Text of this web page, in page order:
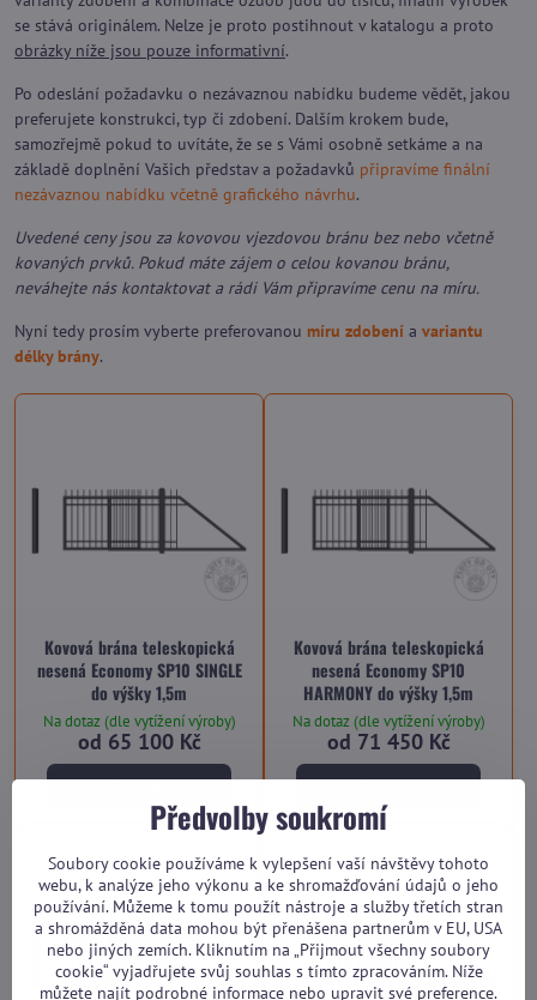
se stává originálem. Nelze je proto postihnout v katalogu a proto
obrázky níže jsou pouze informativní.
Po odeslání požadavku o nezávaznou nabídku budeme vědět, jakou
preferujete konstrukci, typ či zdobení. Dalším krokem bude,
samozřejmě pokud to uvítáte, že se s Vámi osobně setkáme a na
základě doplnění Vašich představ a požadavků připravíme finální
nezávaznou nabídku včetně grafického návrhu.
Uvedené ceny jsou za kovovou vjezdovou bránu bez nebo včetně
kovaných prvků. Pokud máte zájem o celou kovanou bránu,
neváhejte nás kontaktovat a rádi Vám připravíme cenu na míru.
Nyní tedy prosím vyberte preferovanou míru zdobení a variantu
délky brány.
Kovová brána teleskopická
nesená Economy SP10 SINGLE
do výšky 1,5m
Na dotaz (dle vytížení výroby)
od 65 100 Kč
Zobrazit
Kovová brána teleskopická
nesená Economy SP10
HARMONY do výšky 1,5m
Na dotaz (dle vytížení výroby)
od 71 450 Kč
Zobrazit
Předvolby soukromí
Soubory cookie používáme k vylepšení vaší návštěvy tohoto
webu, k analýze jeho výkonu a ke shromažďování údajů o jeho
používání. Můžeme k tomu použít nástroje a služby třetích stran
a shromážděná data mohou být přenášena partnerům v EU, USA
nebo jiných zemích. Kliknutím na „Přijmout všechny soubory
cookie“ vyjadřujete svůj souhlas s tímto zpracováním. Níže
můžete najít podrobné informace nebo upravit své preference.